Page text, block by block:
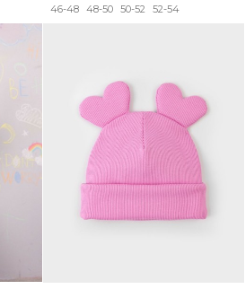
46-48 48-50 50-52 52-54